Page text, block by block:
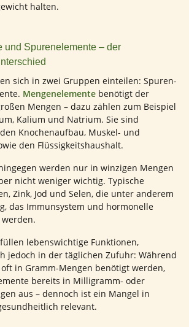
halten.
und Spurenelemente – der
sich in zwei Gruppen einteilen: Spuren-
Mengenelemente benötigt der
Mengen – dazu zählen zum Beispiel
Kalium und Natrium. Sie sind
Knochenaufbau, Muskel- und
den Flüssigkeitshaushalt.
werden nur in winzigen Mengen
nicht weniger wichtig. Typische
Zink, Jod und Selen, die unter anderem
das Immunsystem und hormonelle
lebenswichtige Funktionen,
jedoch in der täglichen Zufuhr: Während
in Gramm-Mengen benötigt werden,
bereits in Milligramm- oder
aus – dennoch ist ein Mangel in
relevant.